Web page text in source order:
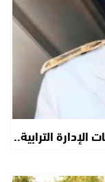
الترابية..